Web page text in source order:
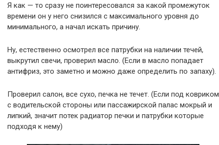
Я как — то сразу не поинтересовался за какой промежуток
времени он у него снизился с максимального уровня до
минимального, а начал искать причину.
Ну, естественно осмотрел все патрубки на наличии течей,
выкрутил свечи, проверил масло. (Если в масло попадает
антифриз, это заметно и можно даже определить по запаху).
Проверил салон, все сухо, печка не течет. (Если под ковриком
с водительской стороны или пассажирской палас мокрый и
липкий, значит потек радиатор печки и патрубки которые
подходя к нему)